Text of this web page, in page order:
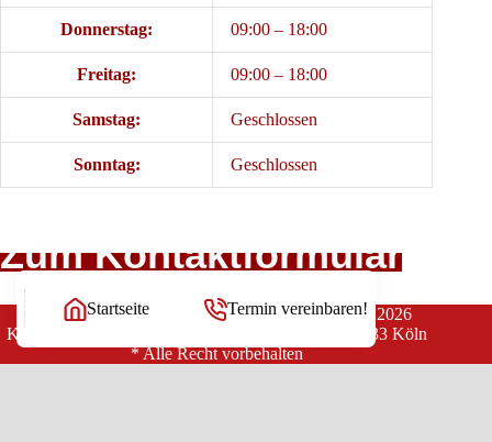
Donnerstag: 09:00 – 18:00
Freitag: 09:00 – 18:00
Samstag: Geschlossen
Sonntag: Geschlossen
Zum Kontaktformular
Copyright Rechtsanwälte Balg und Willerscheid © 2026
Kanzlei Balg & Willerscheid * Yorckstraße 12 * 50733 Köln
* Alle Recht vorbehalten
Startseite Termin vereinbaren!